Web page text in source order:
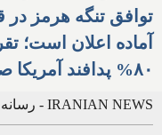
توافق تنگه هرمز در
آماده اعلان است؛
۸۰% پدافند آمریکا صرف ایران شده
IRANIAN NEWS - رسانه ایرانیان